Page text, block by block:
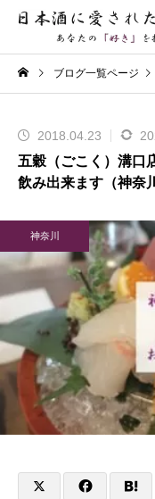
ブログ一覧ページ
2018.04.23
五穀（ごこく）溝口
飲み出来ます（神奈
神奈川